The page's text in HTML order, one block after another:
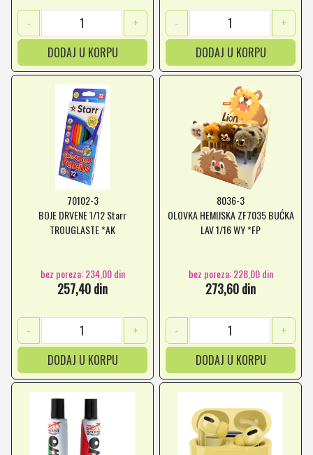
-
+
DODAJ U KORPU
-
+
DODAJ U KORPU
70102-3
BOJE DRVENE 1/12 Starr
TROUGLASTE *AK
bez poreza: 234,00 din
257,40 din
-
+
DODAJ U KORPU
8036-3
OLOVKA HEMIJSKA ZF7035 BUĆKA
LAV 1/16 WY *FP
bez poreza: 228,00 din
273,60 din
-
+
DODAJ U KORPU